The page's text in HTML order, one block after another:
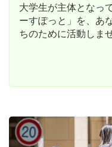
大学生が主体となっ
ーすぽっと」を、あ
ちのために活動しま